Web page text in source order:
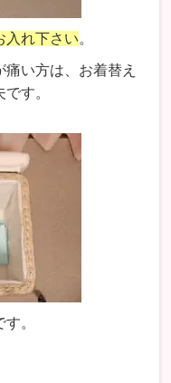
入れ下さい。
い方は、お着替え
す。
。